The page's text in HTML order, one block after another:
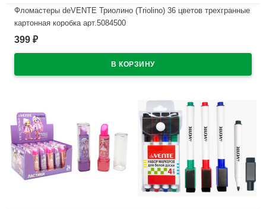
Фломастеры deVENTE Триолино (Triolino) 36 цветов трехгранные
картонная коробка арт.5084500
В наличии
399 ₽